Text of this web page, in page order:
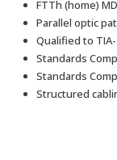
FTTh (home)
Parallel optic
Qualified to TIA-
Standards
Standards
Structured